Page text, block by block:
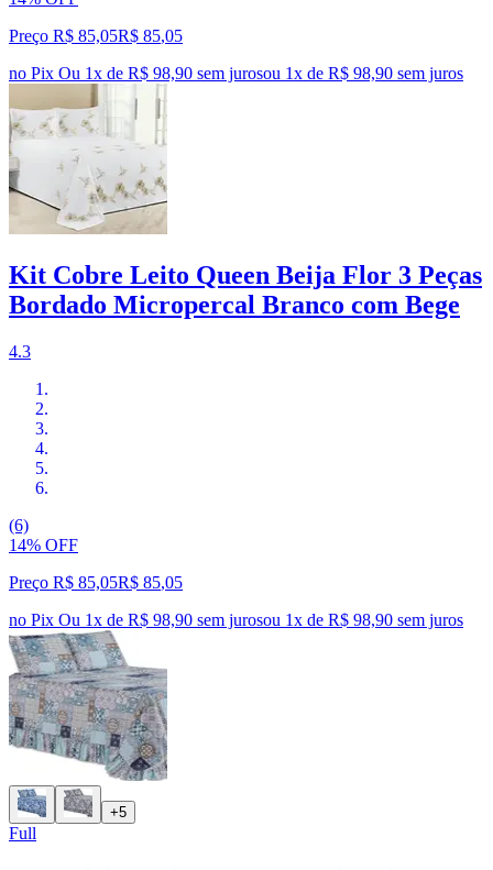
Preço R$ 85,05R$ 85,05
no Pix Ou 1x de R$ 98,90 sem jurosou 1x de R$ 98,90 sem juros
Kit Cobre Leito Queen Beija Flor 3 Peças
Bordado Micropercal Branco com Bege
4.3
(6)
14% OFF
Preço R$ 85,05R$ 85,05
no Pix Ou 1x de R$ 98,90 sem jurosou 1x de R$ 98,90 sem juros
+5
Full